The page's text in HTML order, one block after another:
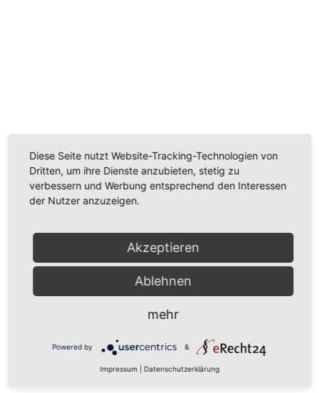
durch und stimmen Sie der Nutzung des Service zu,
um dieses Video anzusehen.
Mehr Informationen
Akzeptieren
Powered byUsercentrics Consent Management
Platform
Diese Seite nutzt Website-Tracking-Technologien von
Dritten, um ihre Dienste anzubieten, stetig zu
verbessern und Werbung entsprechend den Interessen
der Nutzer anzuzeigen.
Akzeptieren
Ablehnen
mehr
Powered by &
Impressum Datenschutzerklärung